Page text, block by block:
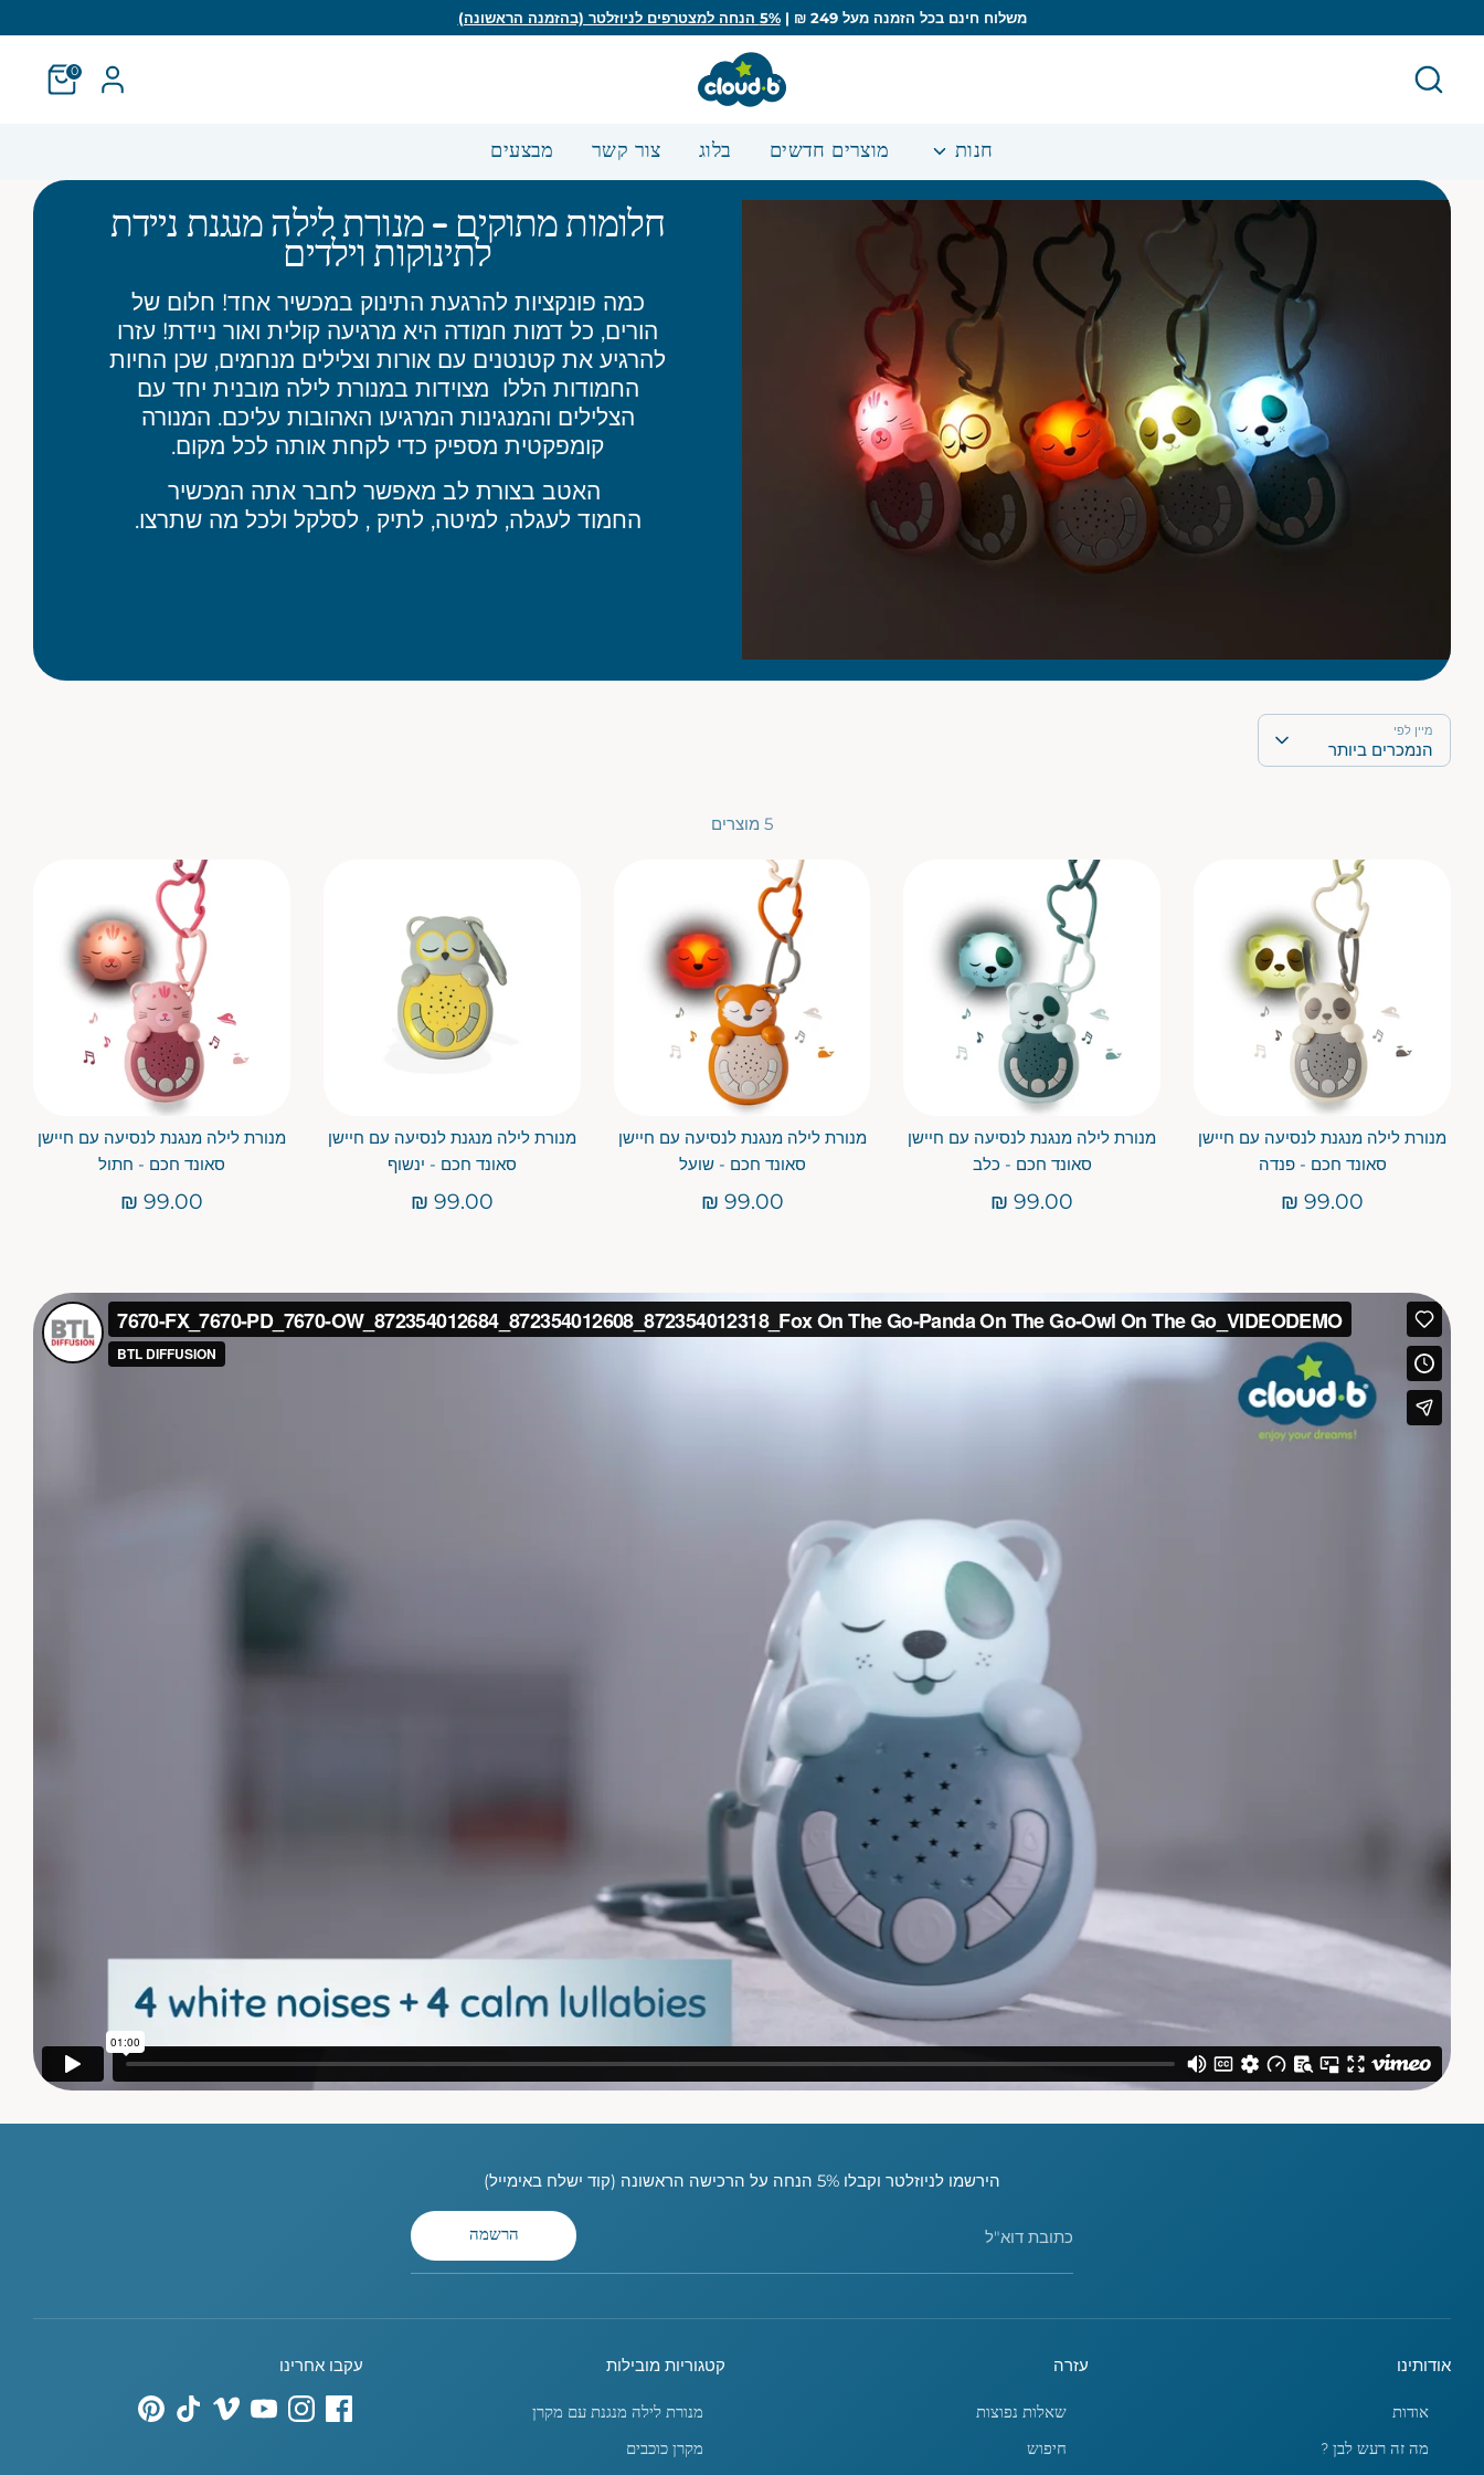
משלוח חינם בכל הזמנה מעל 249 ₪ | 5% הנחה למצטרפים לניוזלטר (בהזמנה הראשונה)
0
חנות מוצרים חדשים בלוג צור קשר מבצעים
חלומות מתוקים - מנורת לילה מנגנת ניידת
לתינוקות וילדים
כמה פונקציות להרגעת התינוק במכשיר אחד! חלום של
הורים, כל דמות חמודה היא מרגיעה קולית ואור ניידת! עזרו
להרגיע את קטנטנים עם אורות וצלילים מנחמים, שכן החיות
החמודות הללו מצוידות במנורת לילה מובנית יחד עם
הצלילים והמנגינות המרגיעו האהובות עליכם. המנורה
קומפקטית מספיק כדי לקחת אותה לכל מקום.
האטב בצורת לב מאפשר לחבר אתה המכשיר
החמוד לעגלה, למיטה, לתיק , לסלקל ולכל מה שתרצו.
מיין לפי
הנמכרים ביותר
5 מוצרים
מנורת לילה מנגנת לנסיעה עם חיישן
סאונד חכם - פנדה
99.00 ₪
מנורת לילה מנגנת לנסיעה עם חיישן
סאונד חכם - כלב
99.00 ₪
מנורת לילה מנגנת לנסיעה עם חיישן
סאונד חכם - שועל
99.00 ₪
מנורת לילה מנגנת לנסיעה עם חיישן
סאונד חכם - ינשוף
99.00 ₪
מנורת לילה מנגנת לנסיעה עם חיישן
סאונד חכם - חתול
99.00 ₪
הירשמו לניוזלטר וקבלו 5% הנחה על הרכישה הראשונה (קוד ישלח באימייל)
כתובת דוא"ל הרשמה
אודותינו
אודות
מה זה רעש לבן ?
עזרה
שאלות נפוצות
חיפוש
קטגוריות מובילות
מנורת לילה מנגנת עם מקרן
מקרן כוכבים
עקבו אחרינו